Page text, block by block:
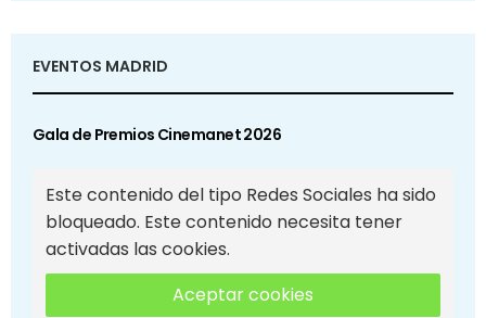
EVENTOS MADRID
Gala de Premios Cinemanet 2026
Este contenido del tipo Redes Sociales ha sido
bloqueado. Este contenido necesita tener
activadas las cookies.
Aceptar cookies